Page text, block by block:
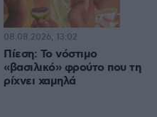
Πίεση: Το νόστιμο
«βασιλικό» φρούτο που τη
ρίχνει χαμηλά
08.08.2026, 13:02